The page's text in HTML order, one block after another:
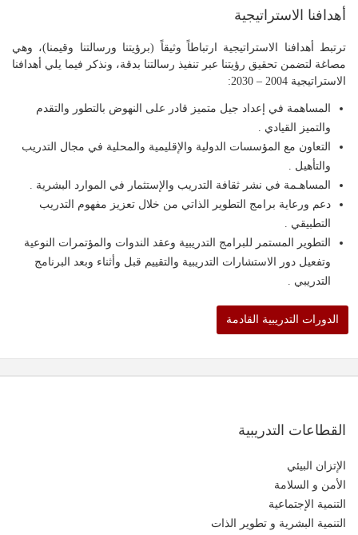
أهدافنا الاستراتيجية
ترتبط أهدافنا الاستراتيجية ارتباطاً وثيقاً (برؤيتنا ورسالتنا وقيمنا)، وهي
مصاغة لتضمن تحقيق رؤيتنا عبر تنفيذ رسالتنا بدقة، ونذكر فيما يلي أهدافنا
الاستراتيجية 2004 – 2030:
المساهمة في إعداد جيل متميز قادر على النهوض بالتطور والتقدم
والتميز القيادي .
التعاون مع المؤسسات الدولية والإقليمية والمحلية في مجال التدريب
والتأهيل .
المساهـمة في نشر ثقافة التدريب والإستثمار في الموارد البشرية .
دعم ورعاية برامج التطوير الذاتي من خلال تعزيز مفهوم التدريب
التطبيقي .
التطوير المستمر للبرامج التدريبية وعقد الندوات والمؤتمرات النوعية
وتفعيل دور الاستشارات التدريبية والتقييم قبل وأثناء وبعد البرنامج
التدريبي .
الدورات التدريبية القادمة
القطاعات التدريبية
الإتزان البيئي
الأمن و السلامة
التنمية الإجتماعية
التنمية البشرية و تطوير الذات